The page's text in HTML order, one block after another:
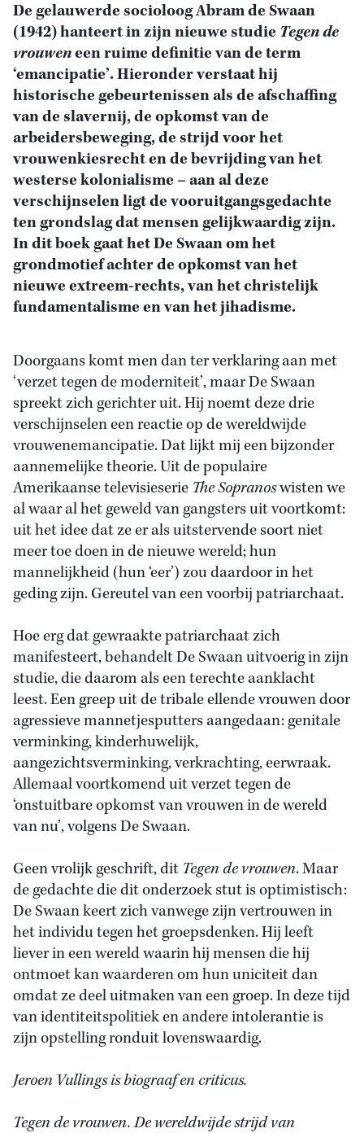
De gelauwerde socioloog Abram de Swaan
(1942) hanteert in zijn nieuwe studie Tegen de
vrouweneen ruime definitie van de term
‘emancipatie’. Hieronder verstaat hij
historische gebeurtenissen als de afschaffing
van de slavernij, de opkomst van de
arbeidersbeweging, de strijd voor het
vrouwenkiesrecht en de bevrijding van het
westerse kolonialisme – aan al deze
verschijnselen ligt de vooruitgangsgedachte
ten grondslag dat mensen gelijkwaardig zijn.
In dit boek gaat het De Swaan om het
grondmotief achter de opkomst van het
nieuwe extreem-rechts, van het christelijk
fundamentalisme en van het jihadisme.
Doorgaans komt men dan ter verklaring aan met
‘verzet tegen de moderniteit’, maar De Swaan
spreekt zich gerichter uit. Hij noemt deze drie
verschijnselen een reactie op de wereldwijde
vrouwenemancipatie. Dat lijkt mij een bijzonder
aannemelijke theorie. Uit de populaire
Amerikaanse televisieserie The Sopranoswisten we
al waar al het geweld van gangsters uit voortkomt:
uit het idee dat ze er als uitstervende soort niet
meer toe doen in de nieuwe wereld; hun
mannelijkheid (hun ‘eer’) zou daardoor in het
geding zijn. Gereutel van een voorbij patriarchaat.
Hoe erg dat gewraakte patriarchaat zich
manifesteert, behandelt De Swaan uitvoerig in zijn
studie, die daarom als een terechte aanklacht
leest. Een greep uit de tribale ellende vrouwen door
agressieve mannetjesputters aangedaan: genitale
verminking, kinderhuwelijk,
aangezichtsverminking, verkrachting, eerwraak.
Allemaal voortkomend uit verzet tegen de
‘onstuitbare opkomst van vrouwen in de wereld
van nu’, volgens De Swaan.
Geen vrolijk geschrift, ditTegen de vrouwen. Maar
de gedachte die dit onderzoek stut is optimistisch:
De Swaan keert zich vanwege zijn vertrouwen in
het individu tegen het groepsdenken. Hij leeft
liever in een wereld waarin hij mensen die hij
ontmoet kan waarderen om hun uniciteit dan
omdat ze deel uitmaken van een groep. In deze tijd
van identiteitspolitiek en andere intolerantie is
zijn opstelling ronduit lovenswaardig.
Jeroen Vullings is biograaf en criticus.
Tegen de vrouwen. De wereldwijde strijd van